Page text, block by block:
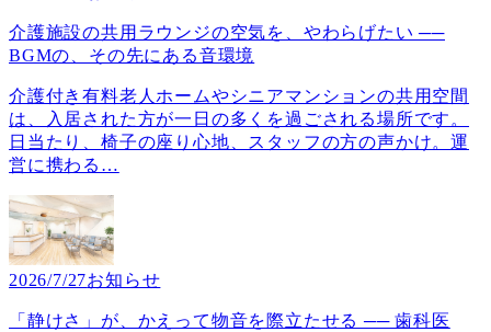
介護施設の共用ラウンジの空気を、やわらげたい ──
BGMの、その先にある音環境
介護付き有料老人ホームやシニアマンションの共用空間
は、入居された方が一日の多くを過ごされる場所です。
日当たり、椅子の座り心地、スタッフの方の声かけ。運
営に携わる …
2026/7/27お知らせ
「静けさ」が、かえって物音を際立たせる ── 歯科医